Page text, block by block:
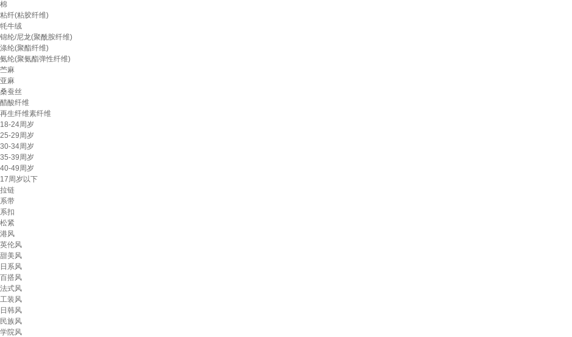
棉
粘纤(粘胶纤维)
牦牛绒
锦纶/尼龙(聚酰胺纤维)
涤纶(聚酯纤维)
氨纶(聚氨酯弹性纤维)
苎麻
亚麻
桑蚕丝
醋酸纤维
再生纤维素纤维
18-24周岁
25-29周岁
30-34周岁
35-39周岁
40-49周岁
17周岁以下
拉链
系带
系扣
松紧
港风
英伦风
甜美风
日系风
百搭风
法式风
工装风
日韩风
民族风
学院风